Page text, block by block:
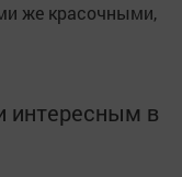
же красочными,
интересным в